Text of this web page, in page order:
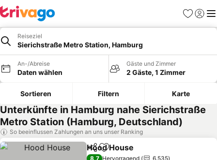
Favoriten
Reiseziel
Sierichstraße Metro Station, Hamburg
An-/Abreise
Daten wählen
Gäste und Zimmer
2 Gäste, 1 Zimmer
Sortieren Filtern Karte
Unterkünfte in Hamburg nahe Sierichstraße
Metro Station (Hamburg, Deutschland)
So beeinflussen Zahlungen an uns unser Ranking
TeilenZu Favoriten hinzufügen
Hood House
8,7 Hervorragend
6.535